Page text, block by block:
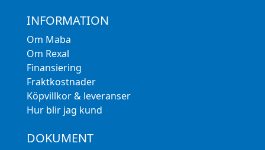
INFORMATION
Om Maba
Om Rexal
Finansiering
Fraktkostnader
Köpvillkor & leveranser
Hur blir jag kund
DOKUMENT